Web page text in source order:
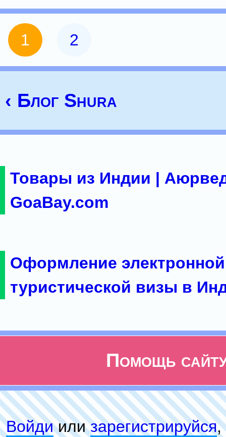
1 2
‹ Блог Shura
Товары из Индии |
GoaBay.com
Оформление электронной
туристической визы в
Помощь
Войдиилизарeгиcтpируйся,